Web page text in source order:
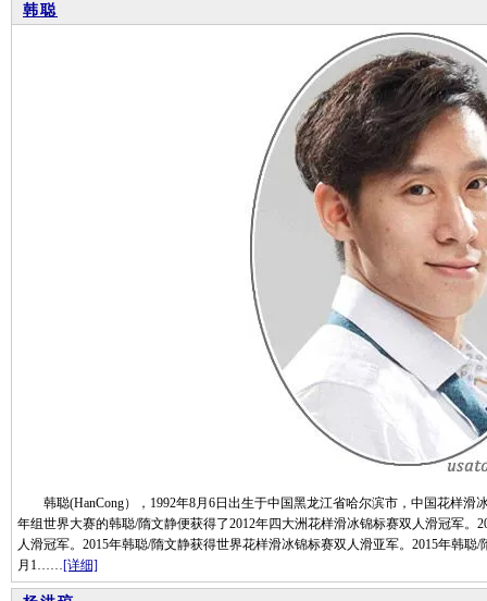
韩聪
韩聪(HanCong），1992年8月6日出生于中国黑龙江省哈尔滨市，中国花样滑
年组世界大赛的韩聪/隋文静便获得了2012年四大洲花样滑冰锦标赛双人滑冠军。
人滑冠军。2015年韩聪/隋文静获得世界花样滑冰锦标赛双人滑亚军。2015年韩
月1……[详细]